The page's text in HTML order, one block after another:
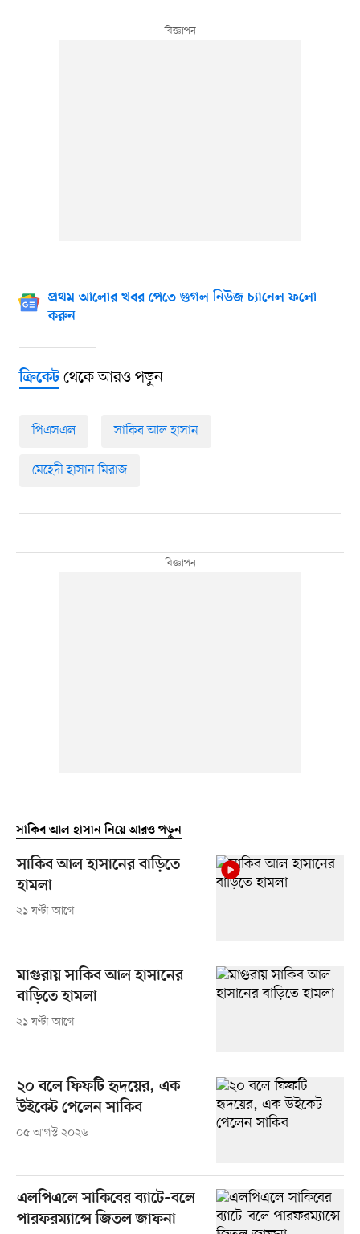
প্রথম আলোর খবর পেতে গুগল নিউজ চ্যানেল ফলো
করুন
ক্রিকেটথেকে আরও পড়ুন
পিএসএল সাকিব আল হাসান
মেহেদী হাসান মিরাজ
সাকিব আল হাসান নিয়ে আরও পড়ুন
সাকিব আল হাসানের বাড়িতে
হামলা
২১ ঘণ্টা আগে
মাগুরায় সাকিব আল হাসানের
বাড়িতে হামলা
২১ ঘণ্টা আগে
২০ বলে ফিফটি হৃদয়ের, এক
উইকেট পেলেন সাকিব
০৫ আগস্ট ২০২৬
এলপিএলে সাকিবের ব্যাটে–বলে
পারফরম্যান্সে জিতল জাফনা